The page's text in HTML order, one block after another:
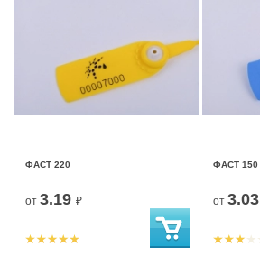
ФАСТ 220
от 3.19 ₽
ФАСТ 150
от 3.03